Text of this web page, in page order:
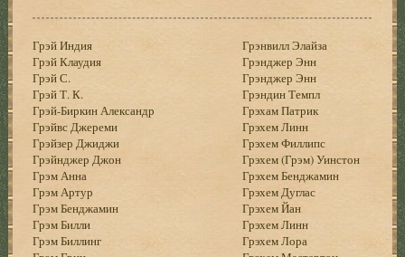
Грэй Индия
Грэй Клаудия
Грэй С.
Грэй Т. К.
Грэй-Биркин Александр
Грэйвс Джереми
Грэйзер Джиджи
Грэйнджер Джон
Грэм Анна
Грэм Артур
Грэм Бенджамин
Грэм Билли
Грэм Биллинг
Грэнвилл Элайза
Грэнджер Энн
Грэнджер Энн
Грэндин Темпл
Грэхам Патрик
Грэхем Линн
Грэхем Филлипс
Грэхем (Грэм) Уинстон
Грэхем Бенджамин
Грэхем Дуглас
Грэхем Йан
Грэхем Линн
Грэхем Лора